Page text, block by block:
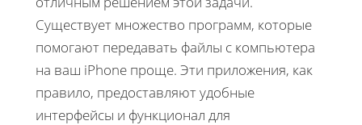
Существует множество программ, которые
помогают передавать файлы с компьютера
на ваш iPhone проще. Эти приложения, как
правило, предоставляют удобные
интерфейсы и функционал для